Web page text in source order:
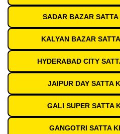
SADAR BAZAR
KALYAN BAZAR
HYDERABAD CITY
JAIPUR DAY SATTA
GALI SUPER SATTA
GANGOTRI SATTA